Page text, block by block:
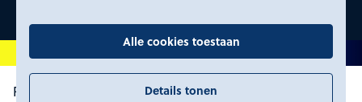
Alle cookies toestaan
Details tonen
Proclaimer en toegankelijkheid Privacyverklaring